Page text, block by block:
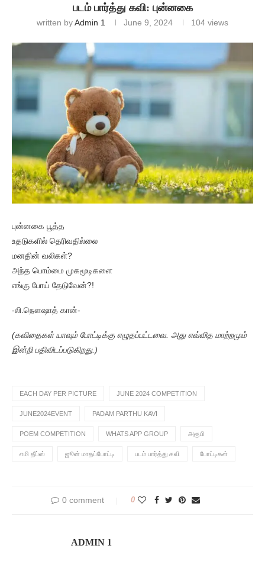
படம் பார்த்து கவி: புன்னகை
written byAdmin 1 June 9, 2024 104 views
புன்னகை பூத்த
உதடுகளில் தெரிவதில்லை
மனதின் வலிகள்?
அந்த பொம்மை முகமூடிகளை
எங்கு போய் தேடுவேன்?!
-லி.நௌஷாத் கான்-
(கவிதைகள் யாவும் போட்டிக்கு எழுதப்பட்டவை. அது எவ்வித மாற்றமும்
இன்றி பதிவிடப்படுகிறது.)
EACH DAY PER PICTURE JUNE 2024 COMPETITION
JUNE2024EVENT PADAM PARTHU KAVI
POEM COMPETITION WHATS APP GROUP அரூபி
எமி தீப்ஸ் ஜூன் மாதப்போட்டி படம் பார்த்து கவி போட்டிகள்
0 comment 0
ADMIN 1